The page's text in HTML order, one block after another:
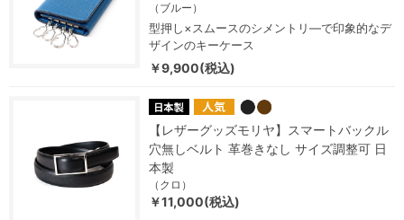
（ブルー）
型押し×スムースのシメントリ―で印象的なデ
ザインのキーケース
￥9,900(税込)
【レザーグッズモリヤ】スマートバックル
穴無しベルト 革巻きなし サイズ調整可 日
本製
（クロ）
￥11,000(税込)